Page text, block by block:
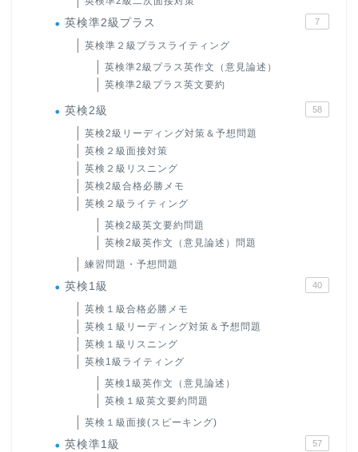
英検準2級プラス 7
英検準２級プラスライティング
英検準2級プラス英作文（意見論述）
英検準2級プラス英文要約
英検2級 58
英検2級リーディング対策＆予想問題
英検２級面接対策
英検２級リスニング
英検2級合格必勝メモ
英検２級ライティング
英検2級英文要約問題
英検2級英作文（意見論述）問題
練習問題・予想問題
英検1級 40
英検１級合格必勝メモ
英検１級リーディング対策＆予想問題
英検１級リスニング
英検1級ライティング
英検1級英作文（意見論述）
英検１級英文要約問題
英検１級面接(スピーキング)
英検準1級 57